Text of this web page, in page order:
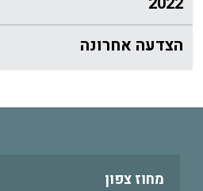
הצדעה אחרונה
מחוז צפון